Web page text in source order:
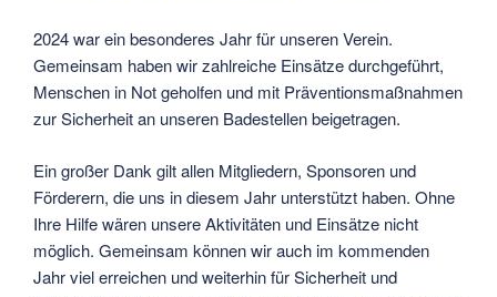
2024 war ein besonderes Jahr für unseren Verein.
Gemeinsam haben wir zahlreiche Einsätze durchgeführt,
Menschen in Not geholfen und mit Präventionsmaßnahmen
zur Sicherheit an unseren Badestellen beigetragen.
Ein großer Dank gilt allen Mitgliedern, Sponsoren und
Förderern, die uns in diesem Jahr unterstützt haben. Ohne
Ihre Hilfe wären unsere Aktivitäten und Einsätze nicht
möglich. Gemeinsam können wir auch im kommenden
Jahr viel erreichen und weiterhin für Sicherheit und